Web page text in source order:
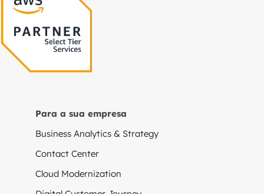
Para a sua empresa
Business Analytics & Strategy
Contact Center
Cloud Modernization